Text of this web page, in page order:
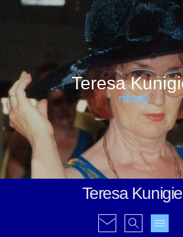
Teresa
nibasy
Teresa